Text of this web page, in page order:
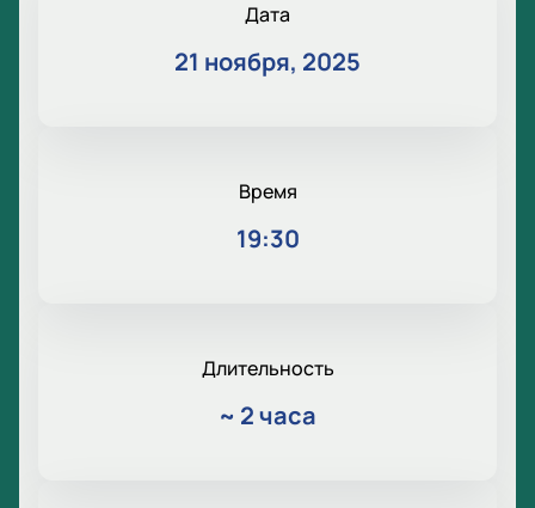
Дата
21 ноября, 2025
Время
19:30
Длительность
~ 2 часа